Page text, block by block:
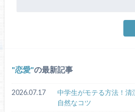
恋愛 の最新記事
2026.07.17
中学生がモテる方法！清
自然なコツ